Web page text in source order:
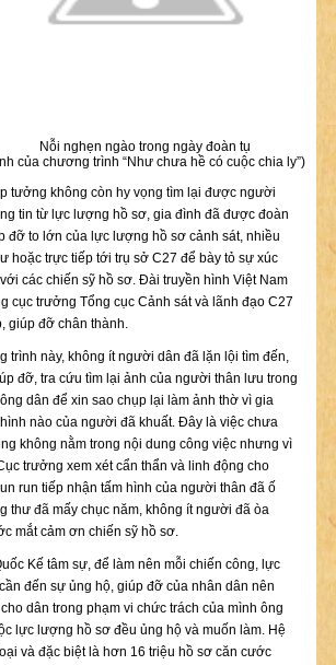
Nỗi nghẹn ngào trong ngày đoàn tụ
của chương trình “Như chưa hề có cuộc chia ly”)
tưởng không còn hy vọng tìm lại được người
tin từ lực lượng hồ sơ, gia đình đã được đoàn
đỡ to lớn của lực lượng hồ sơ cảnh sát, nhiều
hoặc trực tiếp tới trụ sở C27 để bày tỏ sự xúc
các chiến sỹ hồ sơ. Đài truyền hình Việt Nam
cục trưởng Tổng cục Cảnh sát và lãnh đạo C27
giúp đỡ chân thành.
trình này, không ít người dân đã lặn lội tìm đến,
đỡ, tra cứu tìm lại ảnh của người thân lưu trong
dân để xin sao chụp lại làm ảnh thờ vì gia
nào của người đã khuất. Đây là việc chưa
không nằm trong nội dung công việc nhưng vì
trưởng xem xét cẩn thẩn và linh động cho
run tiếp nhận tấm hình của người thân đã ố
thư đã mấy chục năm, không ít người đã òa
mắt cảm ơn chiến sỹ hồ sơ.
Kế tâm sự, để làm nên mỗi chiến công, lực
đến sự ủng hộ, giúp đỡ của nhân dân nên
dân trong phạm vi chức trách của mình ông
lực lượng hồ sơ đều ủng hộ và muốn làm. Hệ
và đặc biệt là hơn 16 triệu hồ sơ căn cước